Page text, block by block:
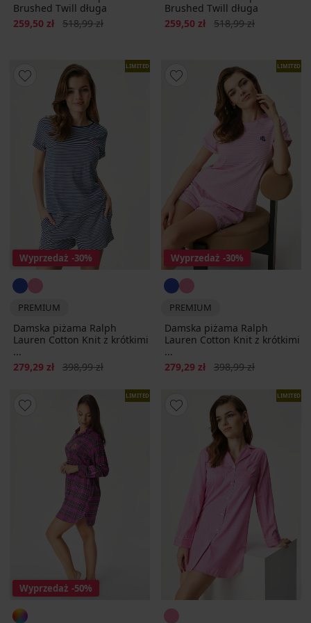
Brushed Twill długa
Zniżka
259,50 zł Pierwotna cena
518,99 zł
Brushed Twill długa
Zniżka
259,50 zł Pierwotna cena
518,99 zł
LIMITED
Wyprzedaż -30%
PREMIUM
Damska piżama Ralph
Lauren Cotton Knit z krótkimi
...
Zniżka
279,29 zł Pierwotna cena
398,99 zł
LIMITED
Wyprzedaż -30%
PREMIUM
Damska piżama Ralph
Lauren Cotton Knit z krótkimi
...
Zniżka
279,29 zł Pierwotna cena
398,99 zł
LIMITED
Wyprzedaż -50%
LIMITED